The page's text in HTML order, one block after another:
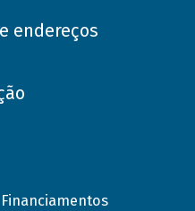
endereços
Financiamentos